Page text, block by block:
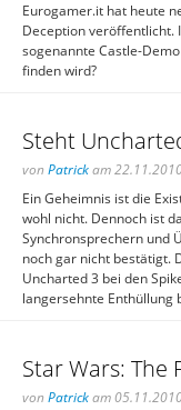
Eurogamer.it hat heute
Deception veröffentlicht.
sogenannte Castle-
finden wird?
Steht
von Patrickam
Ein Geheimnis ist die
wohl nicht. Dennoch ist
Synchronsprechern und
noch gar nicht bestätigt.
Uncharted 3 bei den
langersehnte Enthüllung
Star Wars: The
von Patrickam